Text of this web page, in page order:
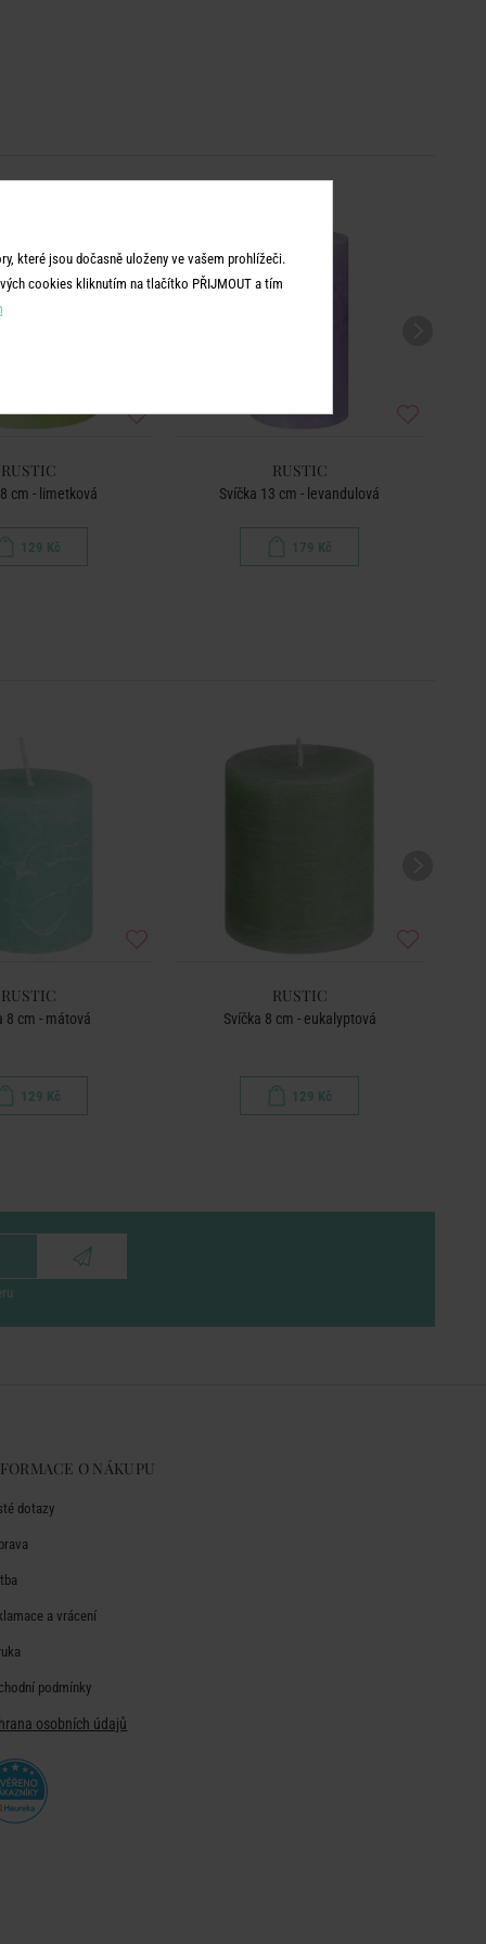
RUSTIC
cm - limetková
129 Kč
RUSTIC
Svíčka 13 cm - levandulová
179 Kč
RUSTIC
8 cm - mátová
129 Kč
RUSTIC
Svíčka 8 cm - eukalyptová
129 Kč
O NÁKUPU
dotazy
a vrácení
podmínky
osobních údajů
které jsou dočasně uloženy ve vašem prohlížeči.
cookies kliknutím na tlačítko PŘIJMOUT a tím